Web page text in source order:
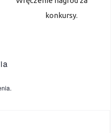
konkursy.